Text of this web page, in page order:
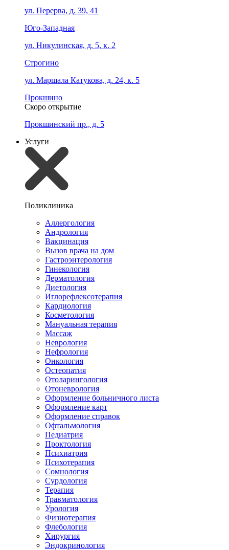
ул. Перерва, д. 39, 41
Юго-Западная
ул. Никулинская, д. 5, к. 2
Строгино
ул. Маршала Катукова, д. 24, к. 5
Прокшино
Скоро открытие
Прокшинский пр., д. 5
Услуги
Поликлиника
Аллергология
Андрология
Вакцинация
Вызов врача на дом
Гастроэнтерология
Гинекология
Дерматология
Диетология
Иглорефлексотерапия
Кардиология
Косметология
Мануальная терапия
Массаж
Неврология
Нефрология
Онкология
Остеопатия
Отоларингология
Отоневрология
Оформление больничного листа
Оформление карт
Оформление справок
Офтальмология
Педиатрия
Проктология
Психиатрия
Психотерапия
Сомнология
Сурдология
Терапия
Травматология
Урология
Физиотерапия
Флебология
Хирургия
Эндокринология